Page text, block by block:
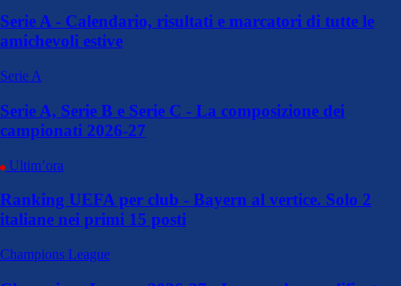
Serie A - Calendario, risultati e marcatori di tutte le
amichevoli estive
Serie A
Serie A, Serie B e Serie C - La composizione dei
campionati 2026-27
Ultim’ora
Ranking UEFA per club - Bayern al vertice. Solo 2
italiane nei primi 15 posti
Champions League